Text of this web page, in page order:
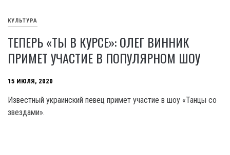
КУЛЬТУРА
ТЕПЕРЬ «ТЫ В КУРСЕ»: ОЛЕГ ВИННИК
ПРИМЕТ УЧАСТИЕ В ПОПУЛЯРНОМ ШОУ
15 ИЮЛЯ, 2020
Известный украинский певец примет участие в шоу «Танцы со
звездами».